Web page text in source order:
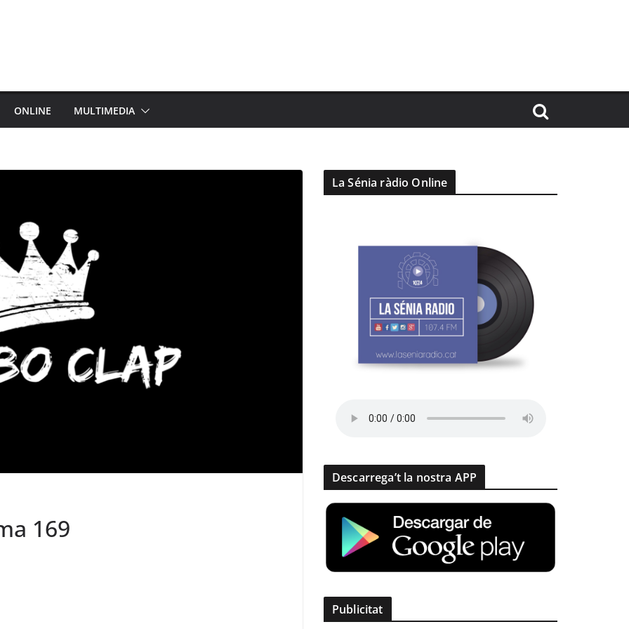
ONLINE MULTIMEDIA
169
La Sénia ràdio Online
Descarrega’t la nostra APP
Publicitat